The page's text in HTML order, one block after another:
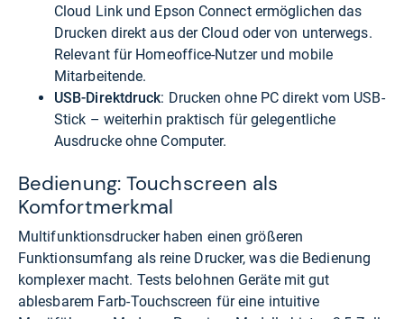
Cloud Link und Epson Connect ermöglichen das
Drucken direkt aus der Cloud oder von unterwegs.
Relevant für Homeoffice-Nutzer und mobile
Mitarbeitende.
USB-Direktdruck: Drucken ohne PC direkt vom USB-
Stick – weiterhin praktisch für gelegentliche
Ausdrucke ohne Computer.
Bedienung: Touchscreen als
Komfortmerkmal
Multifunktionsdrucker haben einen größeren
Funktionsumfang als reine Drucker, was die Bedienung
komplexer macht. Tests belohnen Geräte mit gut
ablesbarem Farb-Touchscreen für eine intuitive